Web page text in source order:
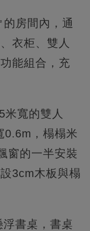
房間內，通
衣柜、雙人
能組合，充
寬的雙人
0.6m，榻榻米
窗的一半安裝
3cm木板與榻
書桌，書桌